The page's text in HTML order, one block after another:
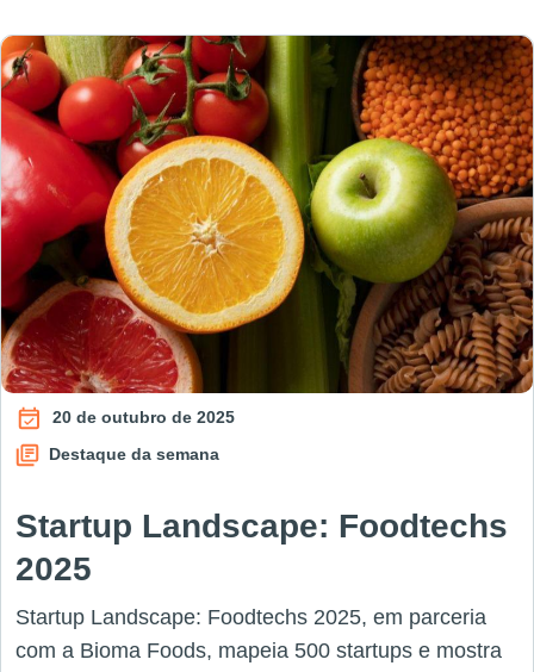
20 de outubro de 2025
Destaque da semana
Startup Landscape: Foodtechs
2025
Startup Landscape: Foodtechs 2025, em parceria
com a Bioma Foods, mapeia 500 startups e mostra